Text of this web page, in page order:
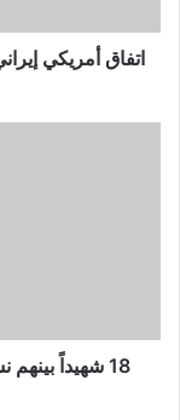
الضمانات
اتفاق أمريكي
إسرائيلية
جنوبي
18 شهيداً